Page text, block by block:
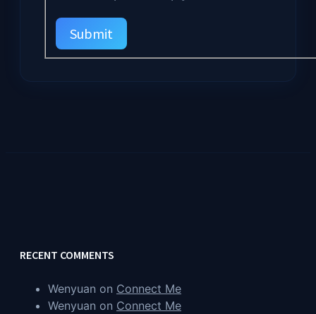
Submit
RECENT COMMENTS
Wenyuan on Connect Me
Wenyuan on Connect Me